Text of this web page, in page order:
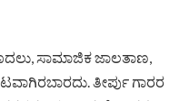
ಸಾಮಾಜಿಕ ಜಾಲತಾಣ,
ತೀರ್ಪು ಗಾರರ